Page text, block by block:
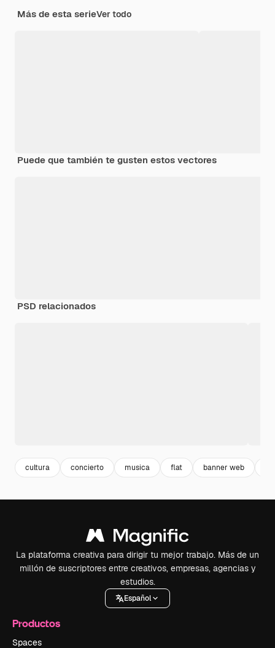
Más de esta serieVer todo
Puede que también te gusten estos vectores
PSD relacionados
cultura concierto musica flat banner web
La plataforma creativa para dirigir tu mejor trabajo. Más de un
millón de suscriptores entre creativos, empresas, agencias y
estudios.
Español
Productos
Spaces